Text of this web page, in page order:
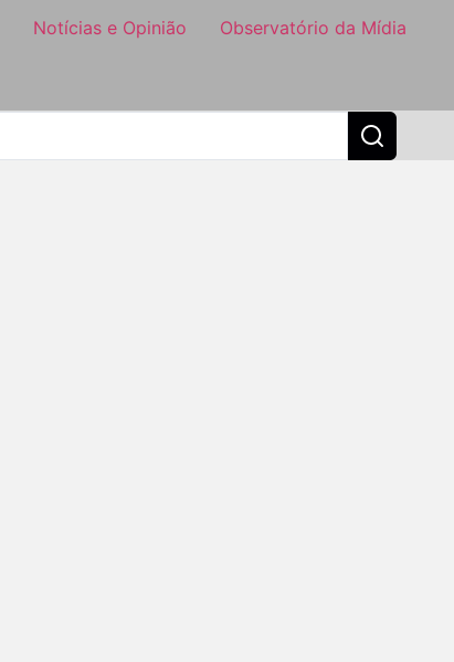
Notícias e Opinião Observatório da Mídia